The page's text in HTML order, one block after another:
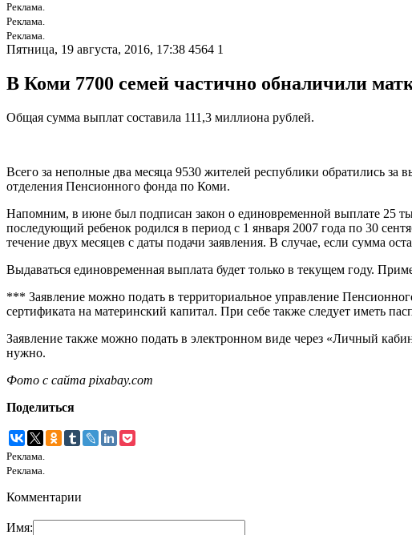
Реклама.
Реклама.
Реклама.
Пятница, 19 августа, 2016, 17:38 4564 1
В Коми 7700 семей частично обналичили
Общая сумма выплат составила 111,3 миллиона рублей.
Всего за неполные два месяца 9530 жителей республики обратились за
отделения Пенсионного фонда по Коми.
Напомним, в июне был подписан закон о единовременной выплате 25
последующий ребенок родился в период с 1 января 2007 года по 30
течение двух месяцев с даты подачи заявления. В случае, если сумма
Выдаваться единовременная выплата будет только в текущем году.
*** Заявление можно подать в территориальное управление
сертификата на материнский капитал. При себе также следует иметь
Заявление также можно подать в электронном виде через «Личный
нужно.
Фото с сайта pixabay.com
Поделиться
Реклама.
Реклама.
Комментарии
Имя: